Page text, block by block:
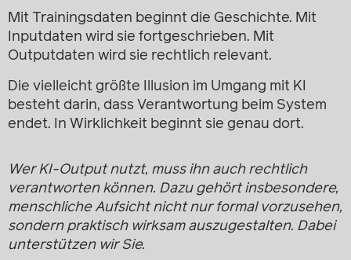
Mit Trainingsdaten beginnt die Geschichte. Mit
Inputdaten wird sie fortgeschrieben. Mit
Outputdaten wird sie rechtlich relevant.
Die vielleicht größte Illusion im Umgang mit KI
besteht darin, dass Verantwortung beim System
endet. In Wirklichkeit beginnt sie genau dort.
Wer KI-Output nutzt, muss ihn auch rechtlich
verantworten können. Dazu gehört insbesondere,
menschliche Aufsicht nicht nur formal vorzusehen,
sondern praktisch wirksam auszugestalten. Dabei
unterstützen wir Sie.